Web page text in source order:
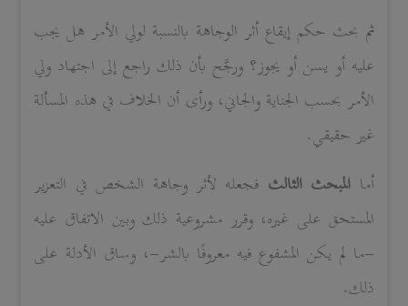
ثم بحث حكم إيقاع أثر الوجاهة بالنسبة لولي الأمر هل يجب
عليه أو يسن أو يجوز؟ ورجَّح بأن ذلك راجع إلى اجتهاد ولي
الأمر بحسب الجناية والجاني، ورأى أن الخلاف في هذه المسألة
غير حقيقي.
أما المبحث الثالث فجعله لأثر وجاهة الشخص في التعزير
المستحق على غيره، وقرر مشروعية ذلك وبين الاتفاق عليه
-ما لم يكن المشفوع فيه معروفًا بالشر-، وساق الأدلة على
ذلك.